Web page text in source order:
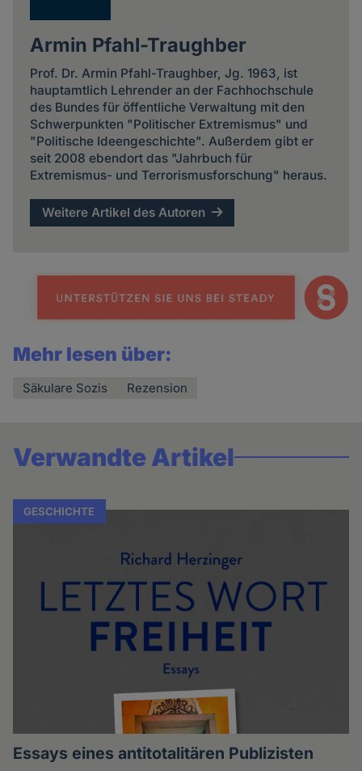
Armin Pfahl-Traughber
Prof. Dr. Armin Pfahl-Traughber, Jg. 1963, ist
hauptamtlich Lehrender an der Fachhochschule
des Bundes für öffentliche Verwaltung mit den
Schwerpunkten "Politischer Extremismus" und
"Politische Ideengeschichte". Außerdem gibt er
seit 2008 ebendort das "Jahrbuch für
Extremismus- und Terrorismusforschung" heraus.
Weitere Artikel des Autoren
Mehr lesen über:
Säkulare Sozis Rezension
Verwandte Artikel
GESCHICHTE
Essays eines antitotalitären Publizisten